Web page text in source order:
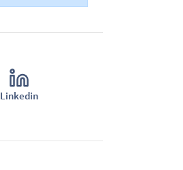
Linkedin